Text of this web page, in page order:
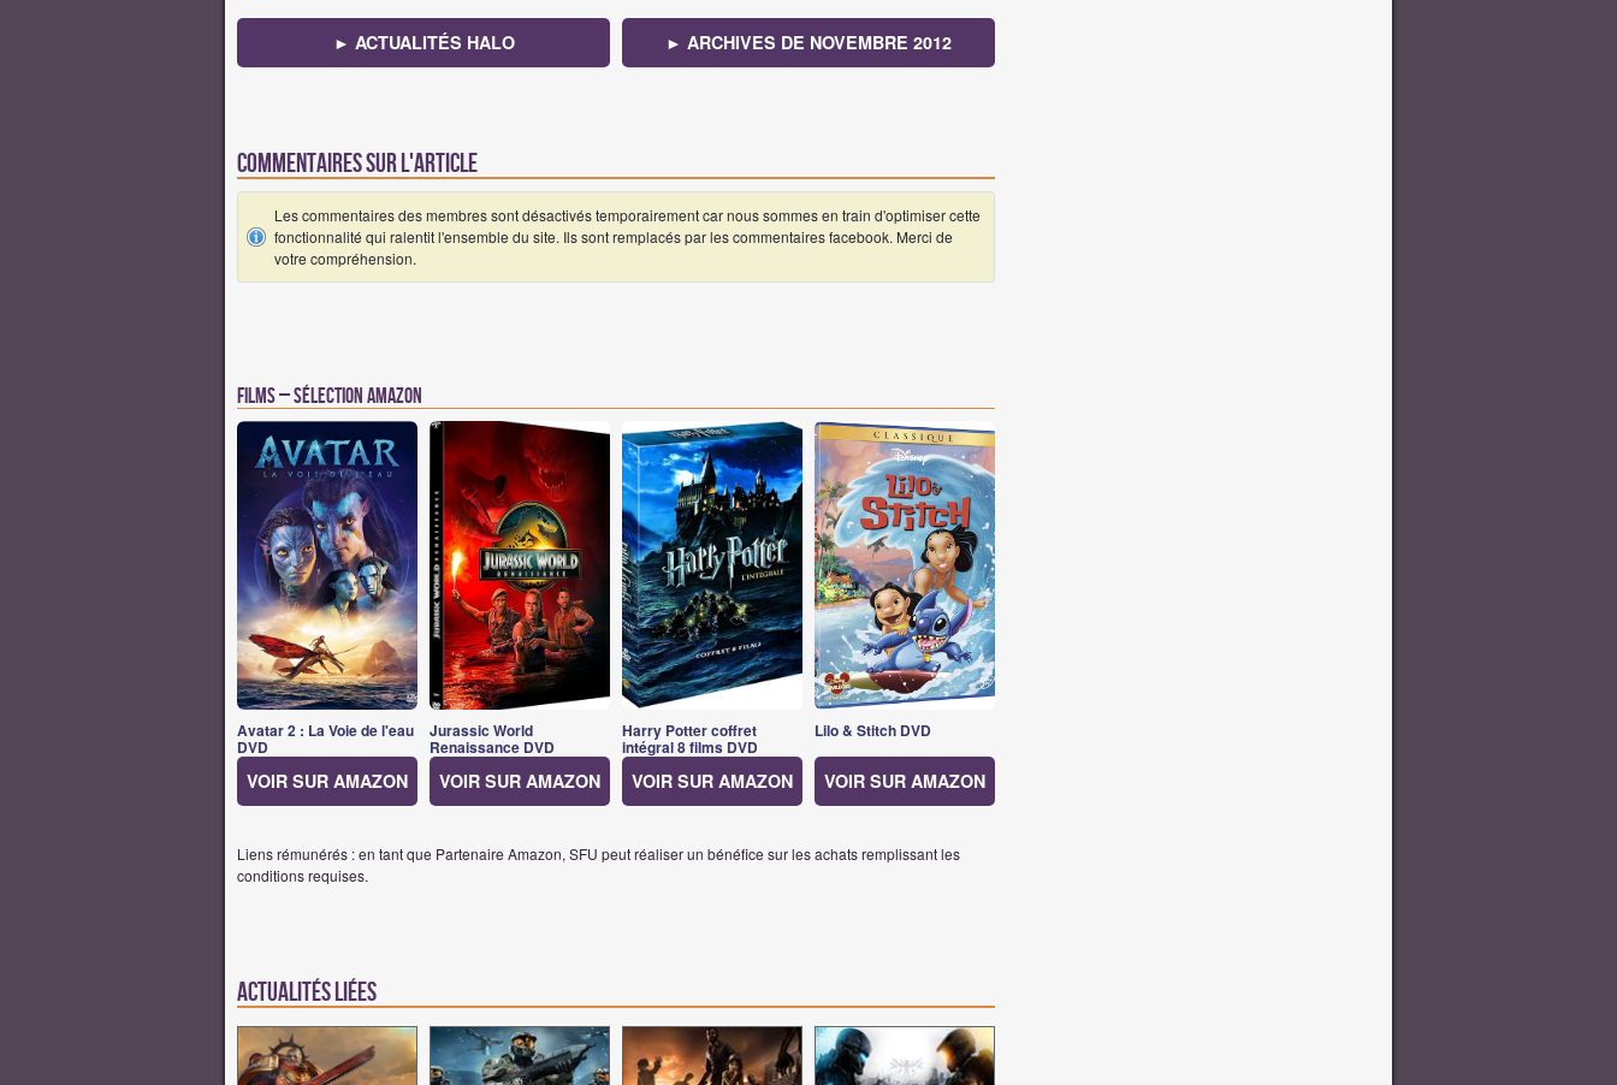
► ACTUALITÉS HALO ► ARCHIVES DE NOVEMBRE 2012
Commentaires sur l'article
Les commentaires des membres sont désactivés temporairement car nous sommes en train d'optimiser cette
fonctionnalité qui ralentit l'ensemble du site. Ils sont remplacés par les commentaires facebook. Merci de
votre compréhension.
Films – Sélection Amazon
Avatar 2 : La Voie de l'eau
DVD
VOIR SUR AMAZON
Jurassic World
Renaissance DVD
VOIR SUR AMAZON
Harry Potter coffret
intégral 8 films DVD
VOIR SUR AMAZON
Lilo & Stitch DVD
VOIR SUR AMAZON
Liens rémunérés : en tant que Partenaire Amazon, SFU peut réaliser un bénéfice sur les achats remplissant les
conditions requises.
Actualités Liées